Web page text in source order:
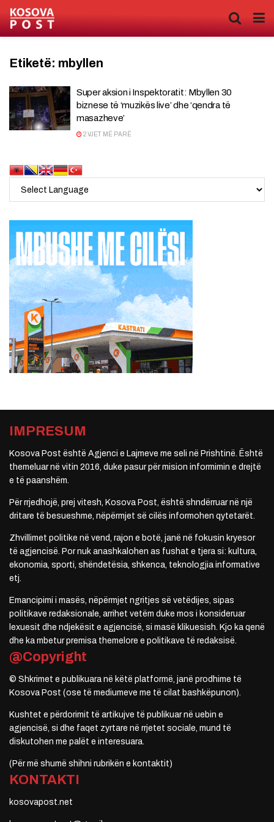
Etiketë: mbyllen
Super aksion i Inspektoratit: Mbyllen 30
biznese të ‘muzikës live’ dhe ‘qendra të
masazheve’
2 VJET MË PARË
IMPRESUM
Kosova Post është Agjenci e Lajmeve me seli në Prishtinë. Është
themeluar në vitin 2016, duke pasur për mision informimin e drejtë
e të paanshëm.
Për rrjedhojë, prej vitesh, Kosova Post, është shndërruar në një
dritare të besueshme, nëpërmjet së cilës informohen qytetarët.
Zhvillimet politike në vend, rajon e botë, janë në fokusin kryesor
të agjencisë. Por nuk anashkalohen as fushat e tjera si: kultura,
ekonomia, sporti, shëndetësia, shkenca, teknologjia informative
etj.
Emancipimi i masës, nëpërmjet ngritjes së vetëdijes, sipas
politikave redaksionale, arrihet vetëm duke mos i konsideruar
lexuesit dhe ndjekësit e agjencisë, si masë klikuesish. Kjo ka qenë
dhe ka mbetur premisa themelore e politikave të redaksisë.
@Copyright
© Shkrimet e publikuara në këtë platformë, janë prodhime të
Kosova Post (ose të mediumeve me të cilat bashkëpunon).
Kushtet e përdorimit të artikujve të publikuar në uebin e
agjencisë, si dhe faqet zyrtare në rrjetet sociale, mund të
diskutohen me palët e interesuara.
(Për më shumë shihni rubrikën e kontaktit)
KONTAKTI
kosovapost.net